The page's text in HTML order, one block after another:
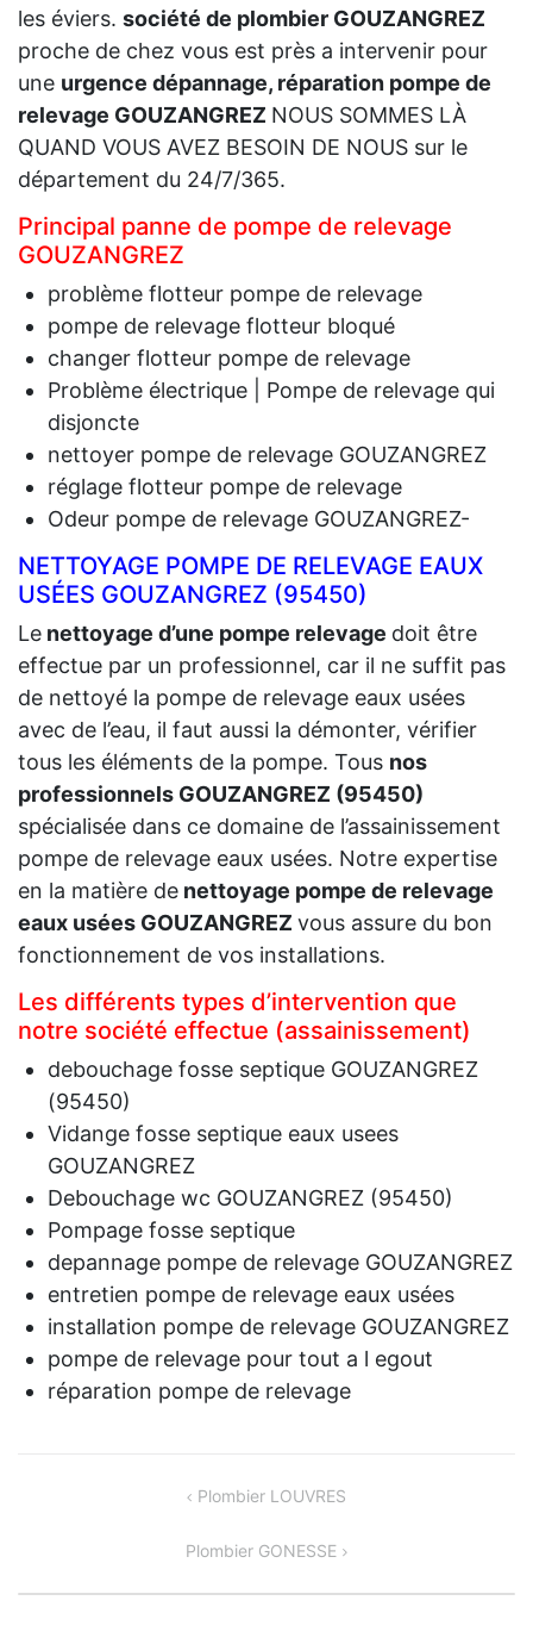
les éviers. société de plombier GOUZANGREZ
proche de chez vous est près a intervenir pour
une urgence dépannage, réparation pompe de
relevage GOUZANGREZ NOUS SOMMES LÀ
QUAND VOUS AVEZ BESOIN DE NOUS sur le
département du 24/7/365.
Principal panne de pompe de relevage
GOUZANGREZ
problème flotteur pompe de relevage
pompe de relevage flotteur bloqué
changer flotteur pompe de relevage
Problème électrique | Pompe de relevage qui
disjoncte
nettoyer pompe de relevage GOUZANGREZ
réglage flotteur pompe de relevage
Odeur pompe de relevage GOUZANGREZ-
NETTOYAGE POMPE DE RELEVAGE EAUX
USÉES GOUZANGREZ (95450)
Le nettoyage d’une pompe relevage doit être
effectue par un professionnel, car il ne suffit pas
de nettoyé la pompe de relevage eaux usées
avec de l’eau, il faut aussi la démonter, vérifier
tous les éléments de la pompe. Tous nos
professionnels GOUZANGREZ (95450)
spécialisée dans ce domaine de l’assainissement
pompe de relevage eaux usées. Notre expertise
en la matière de nettoyage pompe de relevage
eaux usées GOUZANGREZ vous assure du bon
fonctionnement de vos installations.
Les différents types d’intervention que
notre société effectue (assainissement)
debouchage fosse septique GOUZANGREZ
(95450)
Vidange fosse septique eaux usees
GOUZANGREZ
Debouchage wc GOUZANGREZ (95450)
Pompage fosse septique
depannage pompe de relevage GOUZANGREZ
entretien pompe de relevage eaux usées
installation pompe de relevage GOUZANGREZ
pompe de relevage pour tout a l egout
réparation pompe de relevage
Plombier LOUVRES
Plombier GONESSE